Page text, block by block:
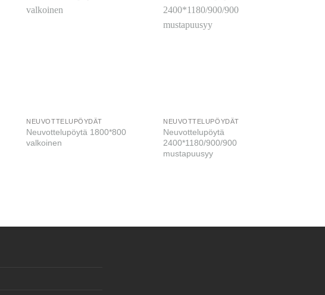
NEUVOTTELUPÖYDÄT
Neuvottelupöytä 1800*800
valkoinen
NEUVOTTELUPÖYDÄT
Neuvottelupöytä
2400*1180/900/900
mustapuusyy